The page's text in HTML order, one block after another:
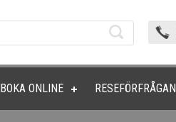
BOKA ONLINE RESEFÖRFRÅGAN